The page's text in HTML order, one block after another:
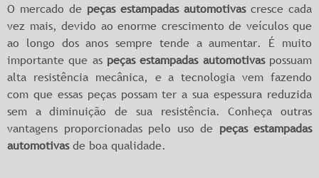
O mercado de peças estampadas automotivascresce cada
vez mais, devido ao enorme crescimento de veículos que
ao longo dos anos sempre tende a aumentar. É muito
importante que as peças estampadas automotivaspossuam
alta resistência mecânica, e a tecnologia vem fazendo
com que essas peças possam ter a sua espessura reduzida
sem a diminuição de sua resistência. Conheça outras
vantagens proporcionadas pelo uso de peças estampadas
automotivasde boa qualidade.